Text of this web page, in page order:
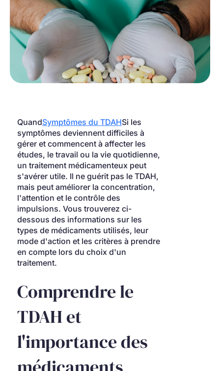
QuandSymptômes du TDAHSi les
symptômes deviennent difficiles à
gérer et commencent à affecter les
études, le travail ou la vie quotidienne,
un traitement médicamenteux peut
s'avérer utile. Il ne guérit pas le TDAH,
mais peut améliorer la concentration,
l'attention et le contrôle des
impulsions. Vous trouverez ci-
dessous des informations sur les
types de médicaments utilisés, leur
mode d'action et les critères à prendre
en compte lors du choix d'un
traitement.
Comprendre le
TDAH et
l'importance des